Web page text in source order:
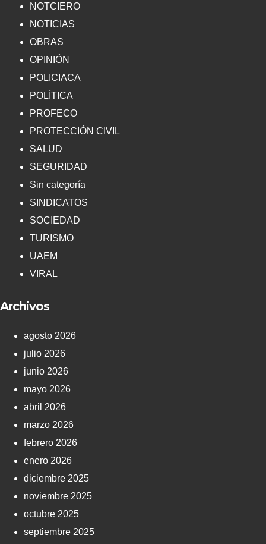
NOTCIERO
NOTICIAS
OBRAS
OPINIÓN
POLICIACA
POLÍTICA
PROFECO
PROTECCIÓN CIVIL
SALUD
SEGURIDAD
Sin categoría
SINDICATOS
SOCIEDAD
TURISMO
UAEM
VIRAL
Archivos
agosto 2026
julio 2026
junio 2026
mayo 2026
abril 2026
marzo 2026
febrero 2026
enero 2026
diciembre 2025
noviembre 2025
octubre 2025
septiembre 2025